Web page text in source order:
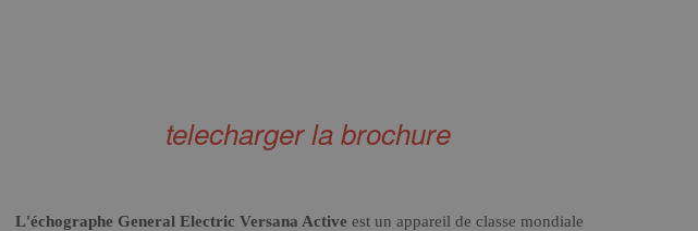
telecharger la brochure
L'échographe General Electric Versana Active est un appareil de classe mondiale